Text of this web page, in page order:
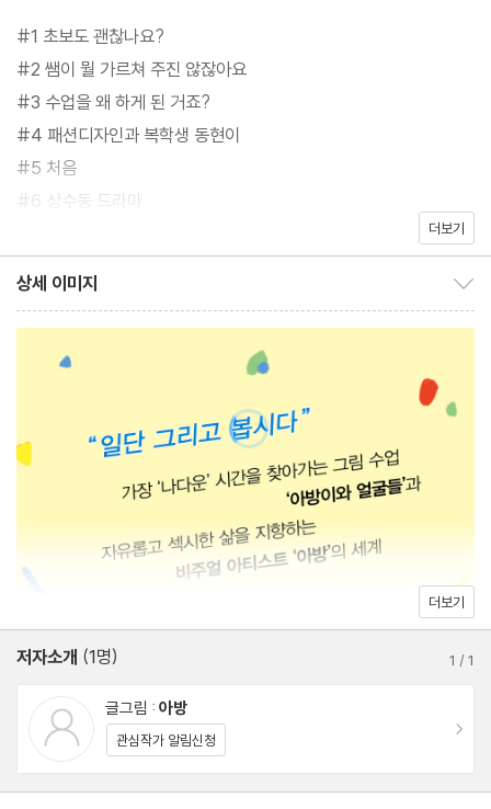
쌓아온 경험치, 실패를 거듭하며 생긴 노하우를 전해준다. 멤버들은
여기서 가장 자기다운 시간을 보내고 진짜 자기를 찾아간다.
이 책은 그림 수업은 물론 수많은 멤버들과 꾸려온 에피소드, 그림이
라는 단어로 엮인 산뜻한 인연들, 저자의 일에 대한 기록이자, 이 모
든 것을 대하는 태도에 대한 기록이다. 또 프리랜서인 저자의 돌고
도는 하루와 고민에 대한 이야기이기도 하다. ‘보통 재밌는 인간이
아니네’ 소리를 듣고 싶다는 저자. 그는 잘난 것보다 재밌는 것이 좋
다. 잘난 사람이나 삶보다, 재밌는 사람과의 재미진 삶을 추구한다.
글을 읽다 보면, 또 뭐가 되었든 두려움을 떨치고 함께 시도하다 보
#1 초보도 괜찮나요?
#2 쌤이 뭘 가르쳐 주진 않잖아요
#3 수업을 왜 하게 된 거죠?
#4 패션디자인과 복학생 동현이
#5 처음
#6 상수동 드라마
#9 장점
#10 월요일은 무서운데
#11 한 달 드로잉북
#14 god-길
#15 괜찮아, 치킨 사 먹을 돈이면 돼
#17 산다는 건 언제나 시작이야
#19 이렇든 저렇든 우리는 멋질 것이다
#20 좀 보고 지나가면 어때?
#21 지우개를 버려라
#22 호랑이가 되어줘
#23 특기와 애정
#24 샹들리에 같은 추억
더보기
상세 이미지
더보기
저자소개 (1명) 1 /1
글그림 : 아방
관심작가 알림신청